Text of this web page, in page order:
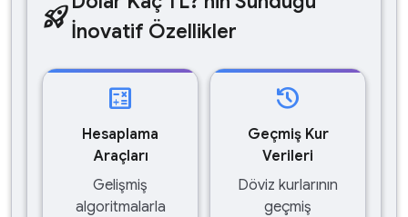
rocket_launchİnovatif Özellikler
calculate
Hesaplama
Araçları
Gelişmiş
algoritmalarla
history
Geçmiş Kur
Verileri
Döviz kurlarının
geçmiş